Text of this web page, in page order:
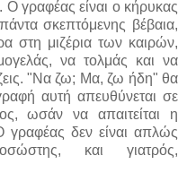
Ο γραφέας είναι ο κήρυκας
σκεπτόμενης βέβαια,
στη μιζέρια των καιρών,
να τολμάς και να
"Να ζω; Μα, ζω ήδη" θα
αυτή απευθύνεται σε
ωσάν να απαιτείται η
δεν είναι απλώς
και γιατρός,